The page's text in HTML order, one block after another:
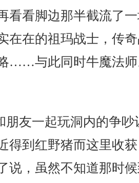
看看脚边那半截流了
在在的祖玛战士，传
……与此同时牛魔法
朋友一起玩洞内的争
得到红野猪而这里收
说，虽然不知道那时